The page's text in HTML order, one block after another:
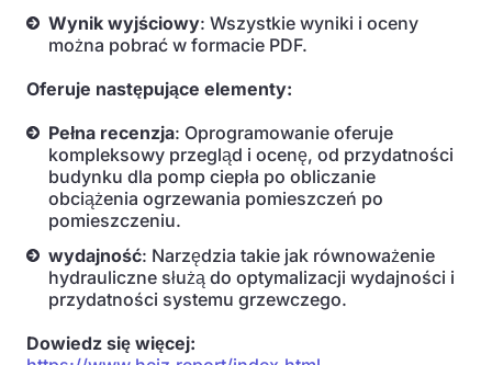
Wynik wyjściowy: Wszystkie wyniki i oceny
można pobrać w formacie PDF.
Oferuje następujące elementy:
Pełna recenzja: Oprogramowanie oferuje
kompleksowy przegląd i ocenę, od przydatności
budynku dla pomp ciepła po obliczanie
obciążenia ogrzewania pomieszczeń po
pomieszczeniu.
wydajność: Narzędzia takie jak równoważenie
hydrauliczne służą do optymalizacji wydajności i
przydatności systemu grzewczego.
Dowiedz się więcej: